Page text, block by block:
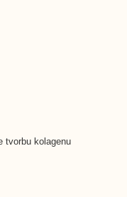
tvorbu kolagenu